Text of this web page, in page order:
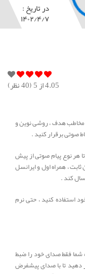
در تاریخ :
۱۴۰۲/۴/۷
4.05از 5 ( 40نظر)
هدف ، روشی نوین و
صوتی برقرار کنید .
نوع پیام صوتی از پیش
، همراه اول و ایرانسل
کند .
کنید ، حتی نرم
فقط صدای خود را ضبط
تا با صدای پیشفرض